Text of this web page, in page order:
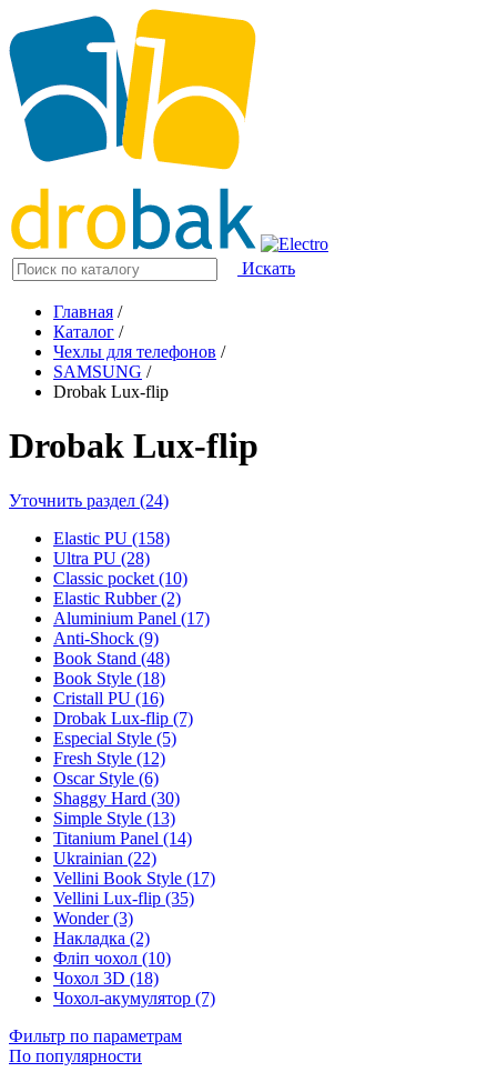
Искать
Главная /
Каталог /
Чехлы для телефонов /
SAMSUNG /
Drobak Lux-flip
Drobak Lux-flip
Уточнить раздел (24)
Elastic PU (158)
Ultra PU (28)
Classic pocket (10)
Elastic Rubber (2)
Aluminium Panel (17)
Anti-Shock (9)
Book Stand (48)
Book Style (18)
Cristall PU (16)
Drobak Lux-flip (7)
Especial Style (5)
Fresh Style (12)
Oscar Style (6)
Shaggy Hard (30)
Simple Style (13)
Titanium Panel (14)
Ukrainian (22)
Vellini Book Style (17)
Vellini Lux-flip (35)
Wonder (3)
Накладка (2)
Фліп чохол (10)
Чохол 3D (18)
Чохол-акумулятор (7)
Фильтр по параметрам
По популярности